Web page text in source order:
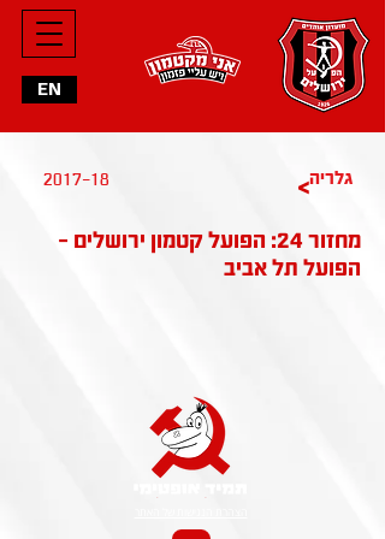
EN
2017-18 >גלריה
מחזור 24: הפועל קטמון ירושלים -
הפועל תל אביב